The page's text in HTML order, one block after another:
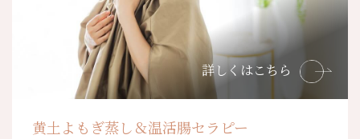
詳しくはこちら
黄土よもぎ蒸し＆温活腸セラピー